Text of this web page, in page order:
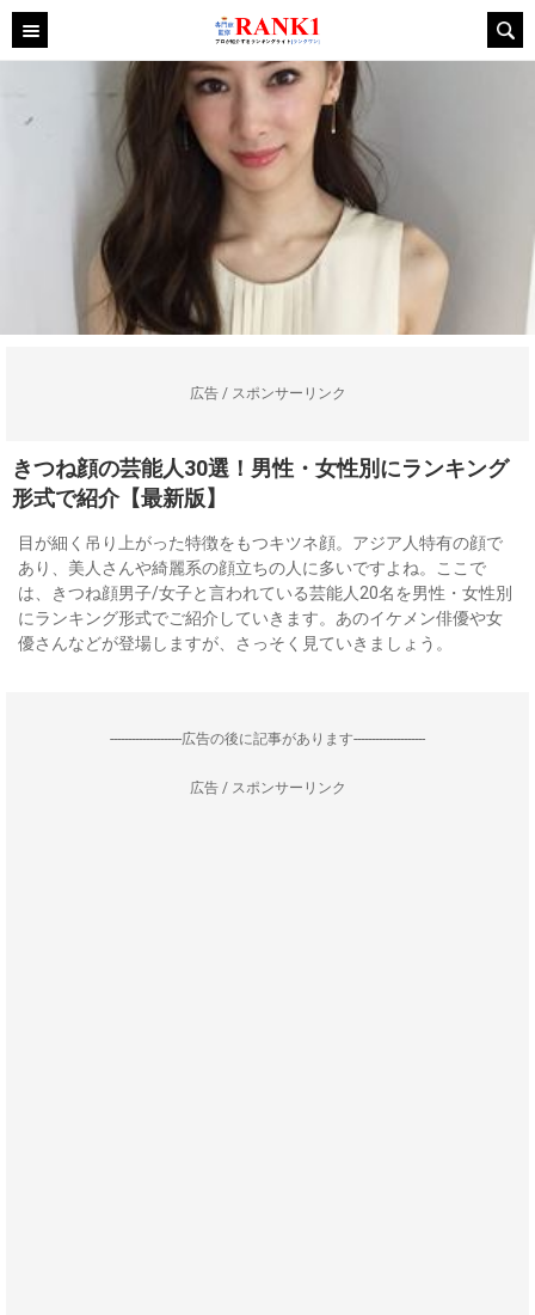
広告 / スポンサーリンク
きつね顔の芸能人30選！男性・女性別にランキング
形式で紹介【最新版】
目が細く吊り上がった特徴をもつキツネ顔。アジア人特有の顔で
あり、美人さんや綺麗系の顔立ちの人に多いですよね。ここで
は、きつね顔男子/女子と言われている芸能人20名を男性・女性別
にランキング形式でご紹介していきます。あのイケメン俳優や女
優さんなどが登場しますが、さっそく見ていきましょう。
--------------------広告の後に記事があります--------------------
広告 / スポンサーリンク